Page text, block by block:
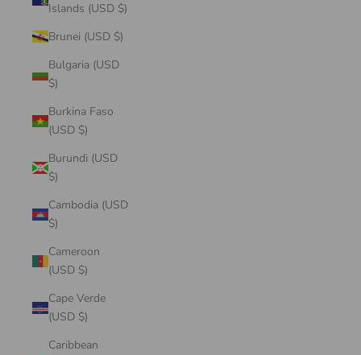
Islands (USD $)
Brunei (USD $)
Bulgaria (USD
$)
Burkina Faso
(USD $)
Burundi (USD
$)
Cambodia (USD
$)
Cameroon
(USD $)
Cape Verde
(USD $)
Caribbean